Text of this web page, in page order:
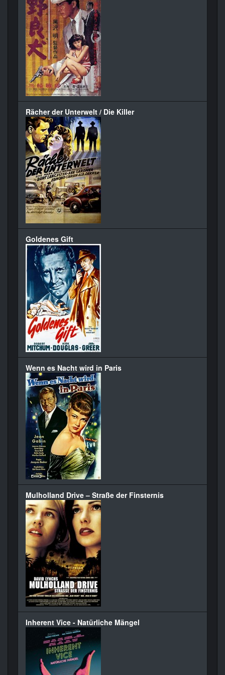
Rächer der Unterwelt / Die Killer
Goldenes Gift
Wenn es Nacht wird in Paris
Mulholland Drive – Straße der Finsternis
Inherent Vice - Natürliche Mängel